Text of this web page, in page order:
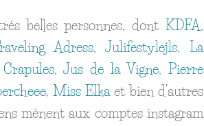
belles personnes, dont KDFA,
Adress, Julifestylejls, La
,Jus de la Vigne, Pierre
, Miss Elkaet bien d’autres
mènent aux comptes instagram